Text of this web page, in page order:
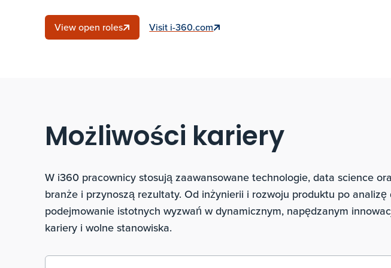
View open roles Visit i-360.com
Możliwości kariery
W i360 pracownicy stosują zaawansowane technologie, data science
branże i przynoszą rezultaty. Od inżynierii i rozwoju produktu po
podejmowanie istotnych wyzwań w dynamicznym, napędzanym
kariery i wolne stanowiska.